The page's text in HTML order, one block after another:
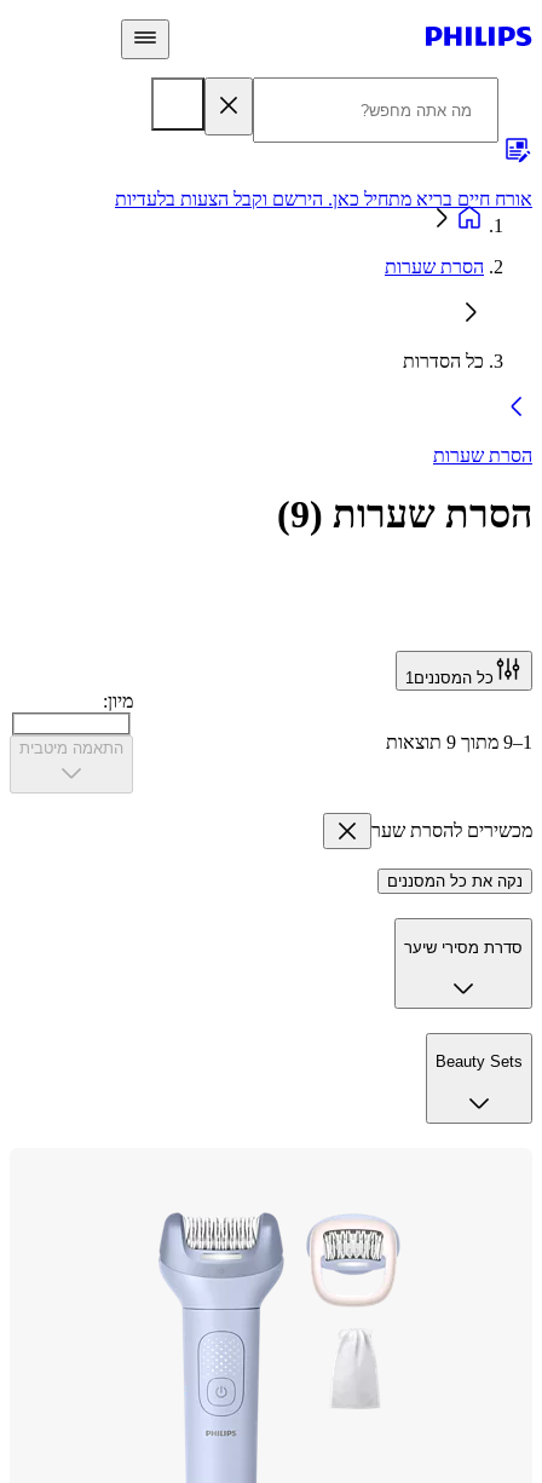
חיים בריא מתחיל כאן. הירשם וקבל הצעות בלעדיות
הסרת שערות
כל הסדרות
שערות
שערות(
9
)
כל המסננים1
התאמה מיטבית
להסרת שער
את כל המסננים
מסירי שיער
Beauty